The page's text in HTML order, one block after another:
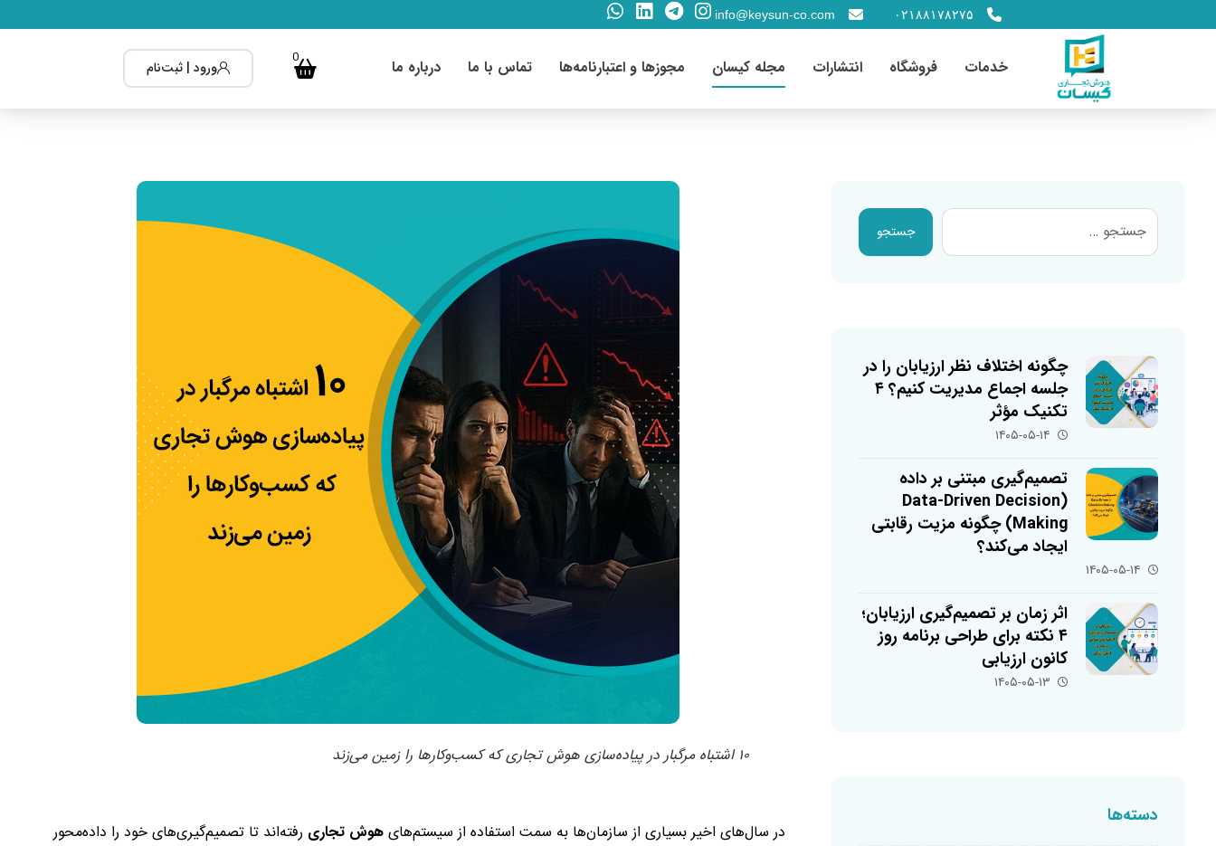
۰۲۱۸۸۱۷۸۲۷۵ info@keysun-co.com
خدمات فروشگاه انتشارات مجله کیسان مجوزها و اعتبارنامه‌ها تماس با ما درباره ما 0
ورود | ثبت‌نام
۱۰ اشتباه مرگبار در پیاده‌سازی هوش تجاری که کسب‌وکارها را زمین می‌زند
در سال‌های اخیر بسیاری از سازمان‌ها به سمت استفاده از سیستم‌هایهوش تجاری رفته‌اند تا تصمیم‌گیری‌های خود را داده‌محور
جستجو
چگونه اختلاف نظر ارزیابان را در
جلسه اجماع مدیریت کنیم؟ ۴
تکنیک مؤثر
۱۴۰۵-۰۵-۱۴
تصمیم‌گیری مبتنی بر داده
(Data-Driven Decision
Making) چگونه مزیت رقابتی
ایجاد می‌کند؟
۱۴۰۵-۰۵-۱۴
اثر زمان بر تصمیم‌گیری ارزیابان؛
۴ نکته برای طراحی برنامه روز
کانون ارزیابی
۱۴۰۵-۰۵-۱۳
دسته‌ها